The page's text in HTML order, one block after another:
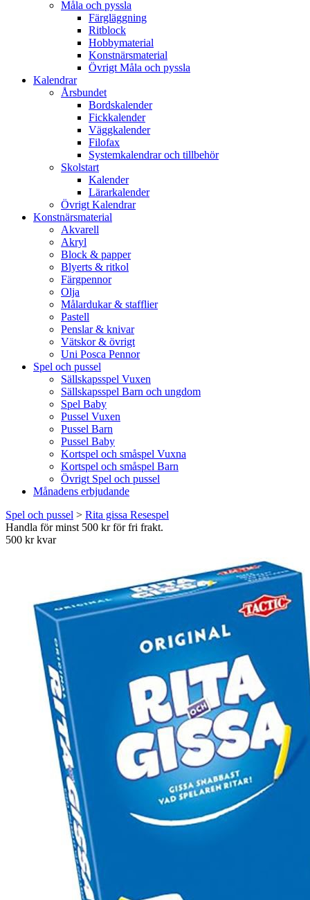
Måla och pyssla
Färgläggning
Ritblock
Hobbymaterial
Konstnärsmaterial
Övrigt Måla och pyssla
Kalendrar
Årsbundet
Bordskalender
Fickkalender
Väggkalender
Filofax
Systemkalendrar och tillbehör
Skolstart
Kalender
Lärarkalender
Övrigt Kalendrar
Konstnärsmaterial
Akvarell
Akryl
Block & papper
Blyerts & ritkol
Färgpennor
Olja
Målardukar & stafflier
Pastell
Penslar & knivar
Vätskor & övrigt
Uni Posca Pennor
Spel och pussel
Sällskapsspel Vuxen
Sällskapsspel Barn och ungdom
Spel Baby
Pussel Vuxen
Pussel Barn
Pussel Baby
Kortspel och småspel Vuxna
Kortspel och småspel Barn
Övrigt Spel och pussel
Månadens erbjudande
Spel och pussel > Rita gissa Resespel
Handla för minst 500 kr för fri frakt.
500 kr kvar